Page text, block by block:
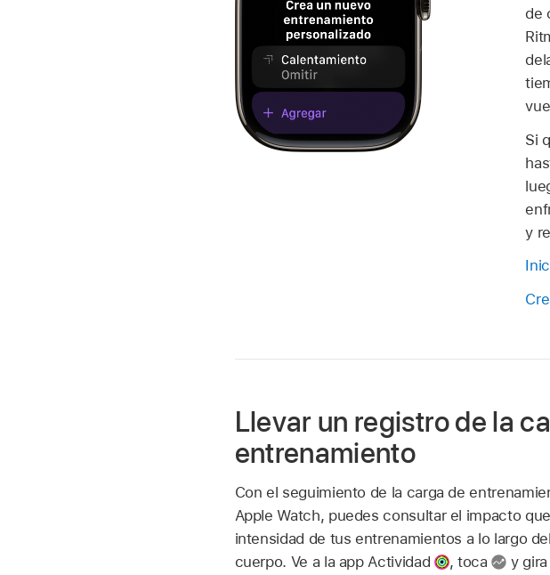
de
Si
y
Llevar un registro de la
entrenamiento
Con el seguimiento de la carga de
Apple Watch, puedes consultar el impacto
intensidad de tus entrenamientos a lo largo
cuerpo. Ve a la app Actividad
,toca
y